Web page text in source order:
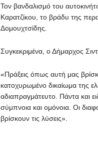
Τον βανδαλισμό του
Καρατζίκου, το βράδυ της
Δομουχτσίδης.
Συγκεκριμένα, ο Δήμαρχος
«Πράξεις όπως αυτή μας
κατοχυρωμένο δικαίωμα της
αδιαπραγμάτευτο. Πάντα και
σύμπνοια και ομόνοια. Οι
βρίσκουν τις λύσεις».